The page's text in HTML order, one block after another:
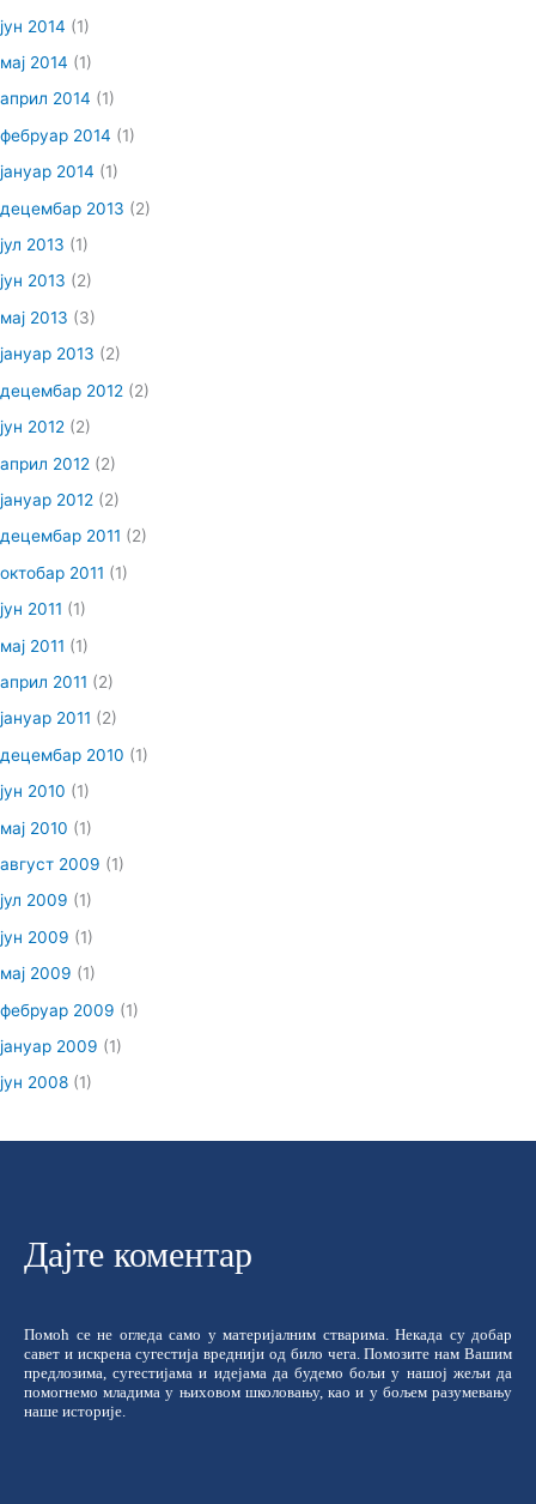
јун 2014 (1)
мај 2014 (1)
април 2014 (1)
фебруар 2014 (1)
јануар 2014 (1)
децембар 2013 (2)
јул 2013 (1)
јун 2013 (2)
мај 2013 (3)
јануар 2013 (2)
децембар 2012 (2)
јун 2012 (2)
април 2012 (2)
јануар 2012 (2)
децембар 2011 (2)
октобар 2011 (1)
јун 2011 (1)
мај 2011 (1)
април 2011 (2)
јануар 2011 (2)
децембар 2010 (1)
јун 2010 (1)
мај 2010 (1)
август 2009 (1)
јул 2009 (1)
јун 2009 (1)
мај 2009 (1)
фебруар 2009 (1)
јануар 2009 (1)
јун 2008 (1)
Дајте коментар
Помоћ се не огледа само у материјалним стварима. Некада су добар
савет и искрена сугестија вреднији од било чега. Помозите нам Вашим
предлозима, сугестијама и идејама да будемо бољи у нашој жељи да
помогнемо младима у њиховом школовању, као и у бољем разумевању
наше историје.